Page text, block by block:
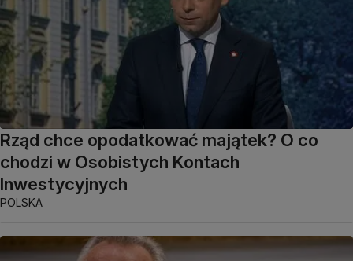
Rząd chce opodatkować majątek? O co
chodzi w Osobistych Kontach
Inwestycyjnych
POLSKA